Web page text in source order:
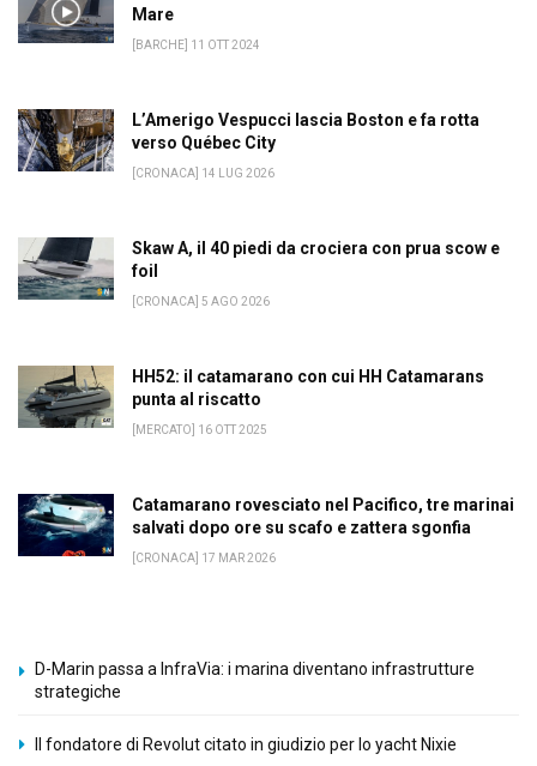
Mare
[BARCHE] 11 OTT 2024
L’Amerigo Vespucci lascia Boston e fa rotta
verso Québec City
[CRONACA] 14 LUG 2026
Skaw A, il 40 piedi da crociera con prua scow e
foil
[CRONACA] 5 AGO 2026
HH52: il catamarano con cui HH Catamarans
punta al riscatto
[MERCATO] 16 OTT 2025
Catamarano rovesciato nel Pacifico, tre marinai
salvati dopo ore su scafo e zattera sgonfia
[CRONACA] 17 MAR 2026
D-Marin passa a InfraVia: i marina diventano infrastrutture
strategiche
Il fondatore di Revolut citato in giudizio per lo yacht Nixie